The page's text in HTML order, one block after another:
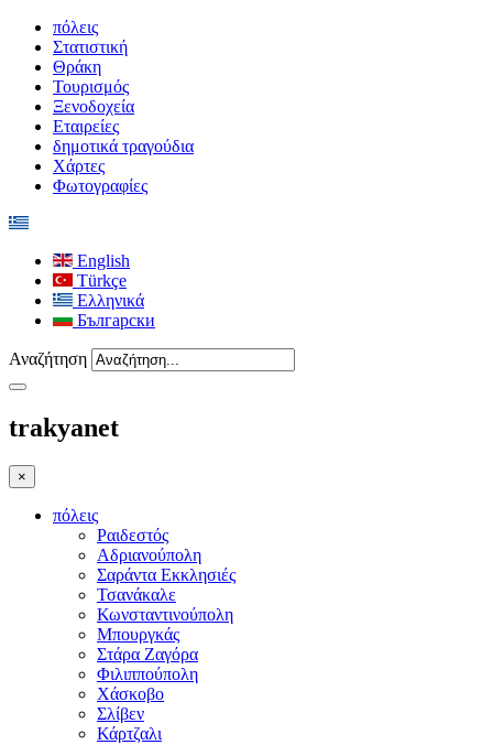
πόλεις
Στατιστική
Θράκη
Τουρισμός
Ξενοδοχεία
Εταιρείες
δημοτικά τραγούδια
Χάρτες
Φωτογραφίες
English
Türkçe
Ελληνικά
Български
Αναζήτηση
trakyanet
×
πόλεις
Ραιδεστός
Αδριανούπολη
Σαράντα Εκκλησιές
Τσανάκαλε
Κωνσταντινούπολη
Μπουργκάς
Στάρα Ζαγόρα
Φιλιππούπολη
Χάσκοβο
Σλίβεν
Κάρτζαλι